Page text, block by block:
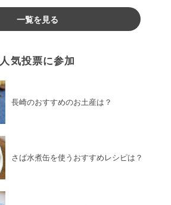
一覧を見る
人気投票に参加
長崎のおすすめのお土産は？
さば水煮缶を使うおすすめレシピは？